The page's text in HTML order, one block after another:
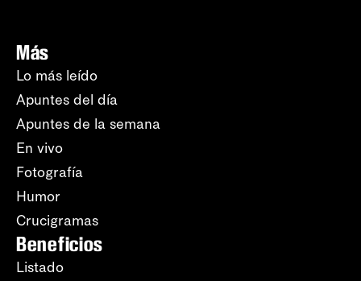
Más
Lo más leído
Apuntes del día
Apuntes de la semana
En vivo
Fotografía
Humor
Crucigramas
Beneficios
Listado